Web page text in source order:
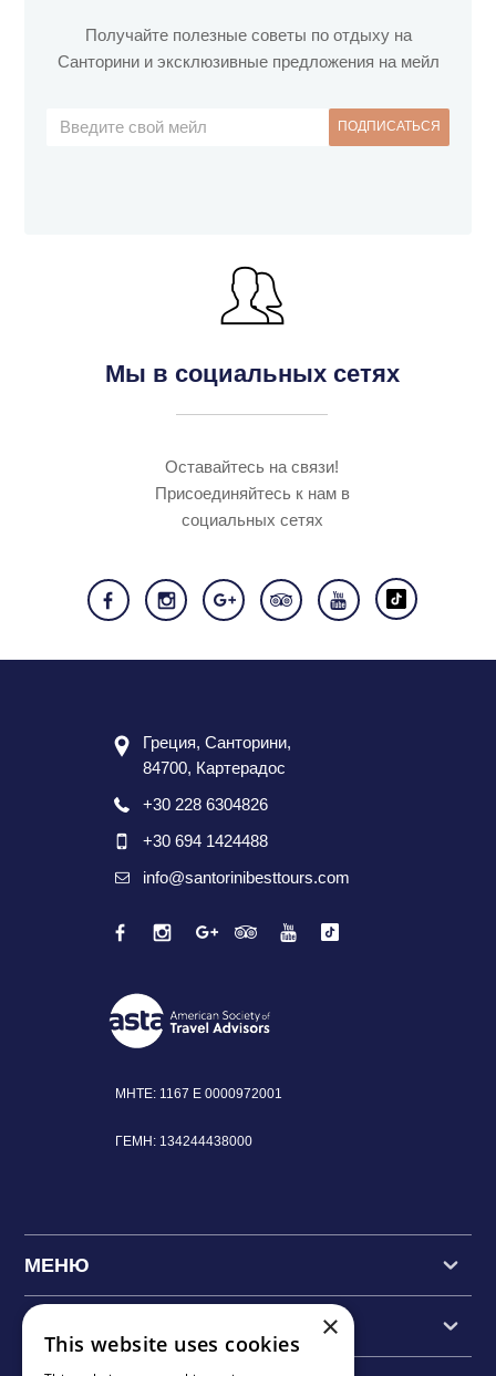
Получайте полезные советы по отдыху на
Санторини и эксклюзивные предложения на мейл
Мы в социальных сетях
Оставайтесь на связи!
Присоединяйтесь к нам в
социальных сетях
Греция, Санторини,
84700, Картерадос
+30 228 6304826
+30 694 1424488
info@santorinibesttours.com
MHTE: 1167 Ε 0000972001
ΓΕΜΗ: 134244438000
МЕНЮ
×
This website uses cookies